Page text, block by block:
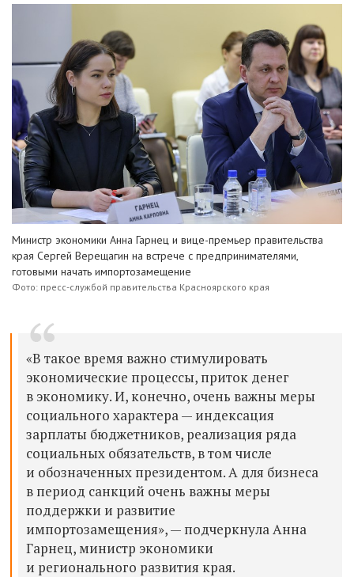
Министр экономики Анна Гарнец и вице-премьер правительства
края Сергей Верещагин на встрече с предпринимателями,
готовыми начать импортозамещение
Фото: пресс-службой правительства Красноярского края
«В такое время важно стимулировать
экономические процессы, приток денег
в экономику. И, конечно, очень важны меры
социального характера — индексация
зарплаты бюджетников, реализация ряда
социальных обязательств, в том числе
и обозначенных президентом. А для бизнеса
в период санкций очень важны меры
поддержки и развитие
импортозамещения», — подчеркнула Анна
Гарнец, министр экономики
и регионального развития края.